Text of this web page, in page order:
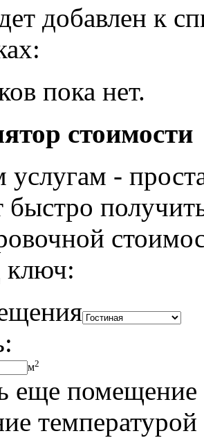
добавлен к
пока нет.
стоимости
-
быстро
ключ:
м2
еще помещение